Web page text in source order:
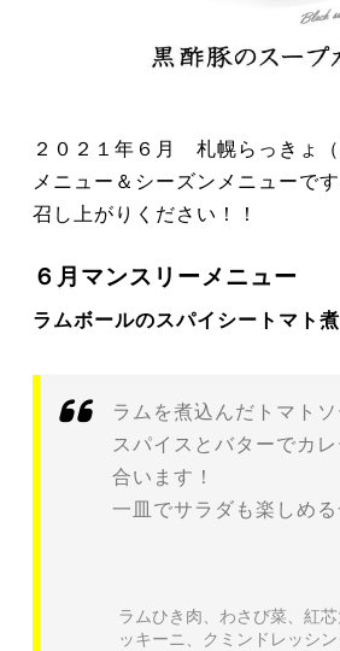
２０２１年６月 札幌らっきょ
メニュー＆シーズンメニューで
召し上がりください！！
６月マンスリーメニュー
ラムボールのスパイシートマト
ラムを煮込んだトマト
スパイスとバターでカ
合います！
一皿でサラダも楽しめ
ラムひき肉、わさび菜、紅
ッキーニ、クミンドレッシン